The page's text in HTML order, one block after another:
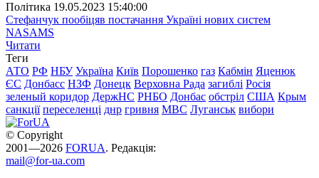
Полiтика 19.05.2023 15:40:00
Стефанчук пообіцяв постачання Україні нових систем
NASAMS
Читати
Теги
АТО РФ НБУ Україна Київ Порошенко газ Кабмін Яценюк
ЄС Донбасс НЗФ Донецк Верховна Рада загиблі Росія
зеленый коридор ДержНС РНБО Донбас обстріл США Крым
санкції переселенці днр гривня МВС Луганськ вибори
© Copyright
2001—2026 FORUA. Редакція:
mail@for-ua.com